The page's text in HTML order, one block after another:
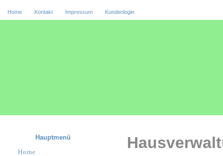
Home Kontakt Impressum Kundenlogin
Hauptmenü
Home